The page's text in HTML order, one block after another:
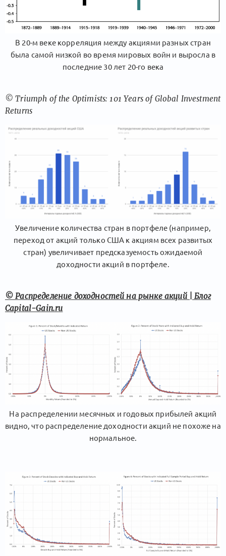
В 20-м веке корреляция между акциями разных стран
была самой низкой во время мировых войн и выросла в
последние 30 лет 20-го века
© Triumph of the Optimists: 101 Years of Global Investment
Returns
Увеличение количества стран в портфеле (например,
переход от акций только США к акциям всех развитых
стран) увеличивает предсказуемость ожидаемой
доходности акций в портфеле.
© Распределение доходностей на рынке акций | Блог
Capital-Gain.ru
На распределении месячных и годовых прибылей акций
видно, что распределение доходности акций не похоже на
нормальное.